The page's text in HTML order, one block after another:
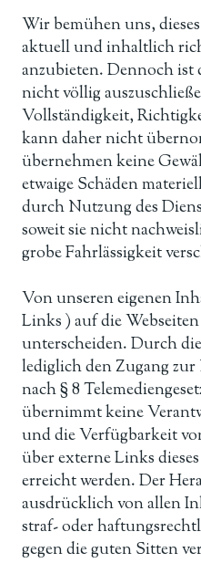
Wir bemühen uns,
aktuell und inhaltlich
anzubieten. Dennoch
nicht völlig
Vollständigkeit,
kann daher nicht
übernehmen keine
etwaige Schäden
durch Nutzung des
soweit sie nicht
grobe Fahrlässigkeit
Von unseren eigenen
Links ) auf die
unterscheiden. Durch
lediglich den Zugang
nach § 8
übernimmt keine
und die Verfügbarkeit
über externe Links
erreicht werden. Der
ausdrücklich von allen
straf- oder
gegen die guten Sitten